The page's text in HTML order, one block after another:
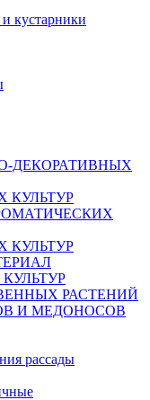
и кустарники
ДЕКОРАТИВНЫХ
КУЛЬТУР
РАСТЕНИЙ
И МЕДОНОСОВ
рассады